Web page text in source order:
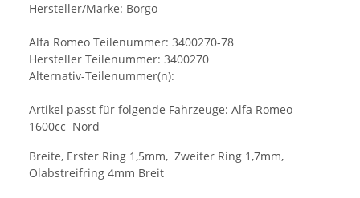
Hersteller/Marke: Borgo
Alfa Romeo Teilenummer: 3400270-78
Hersteller Teilenummer: 3400270
Alternativ-Teilenummer(n):
Artikel passt für folgende Fahrzeuge: Alfa Romeo
1600cc Nord
Breite, Erster Ring 1,5mm, Zweiter Ring 1,7mm,
Ölabstreifring 4mm Breit